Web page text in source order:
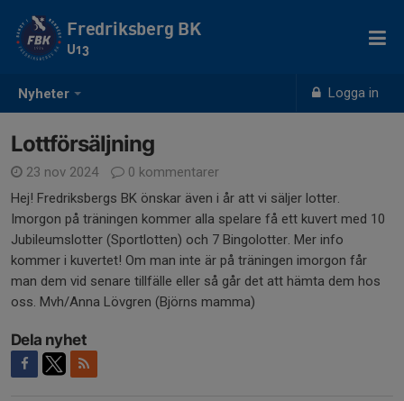
Nyheter Logga in
Fredriksberg BK
U13
Lottförsäljning
23 nov 2024
0 kommentarer
Hej! Fredriksbergs BK önskar även i år att vi säljer lotter.
Imorgon på träningen kommer alla spelare få ett kuvert med 10
Jubileumslotter (Sportlotten) och 7 Bingolotter. Mer info
kommer i kuvertet! Om man inte är på träningen imorgon får
man dem vid senare tillfälle eller så går det att hämta dem hos
oss. Mvh/Anna Lövgren (Björns mamma)
Dela nyhet